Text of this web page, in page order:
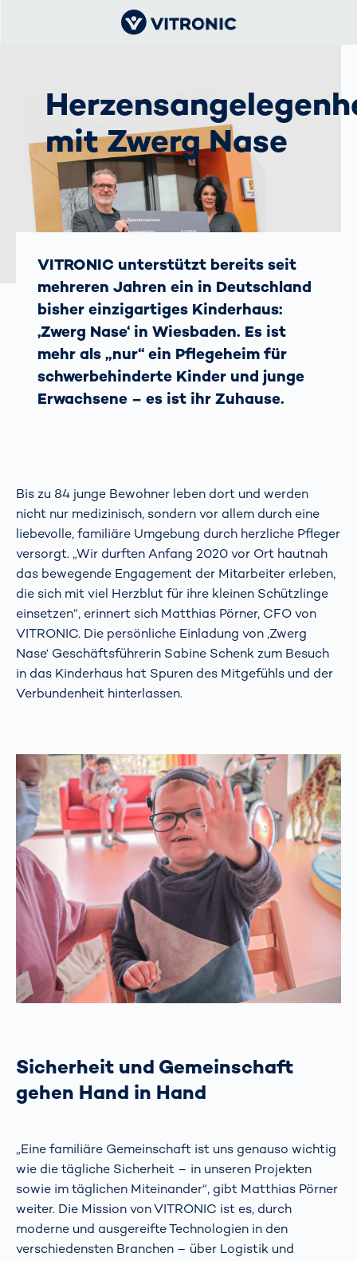
mit Zwerg Nase
VITRONIC unterstützt bereits seit
mehreren Jahren ein in Deutschland
bisher einzigartiges Kinderhaus:
‚Zwerg Nase‘ in Wiesbaden. Es ist
mehr als „nur“ ein Pflegeheim für
schwerbehinderte Kinder und junge
Erwachsene – es ist ihr Zuhause.
Bis zu 84 junge Bewohner leben dort und werden
nicht nur medizinisch, sondern vor allem durch eine
liebevolle, familiäre Umgebung durch herzliche Pfleger
versorgt. „Wir durften Anfang 2020 vor Ort hautnah
das bewegende Engagement der Mitarbeiter erleben,
die sich mit viel Herzblut für ihre kleinen Schützlinge
einsetzen“, erinnert sich Matthias Pörner, CFO von
VITRONIC. Die persönliche Einladung von ‚Zwerg
Nase‘ Geschäftsführerin Sabine Schenk zum Besuch
in das Kinderhaus hat Spuren des Mitgefühls und der
Verbundenheit hinterlassen.
Sicherheit und Gemeinschaft
gehen Hand in Hand
„Eine familiäre Gemeinschaft ist uns genauso wichtig
wie die tägliche Sicherheit – in unseren Projekten
sowie im täglichen Miteinander“, gibt Matthias Pörner
weiter. Die Mission von VITRONIC ist es, durch
moderne und ausgereifte Technologien in den
verschiedensten Branchen – über Logistik und